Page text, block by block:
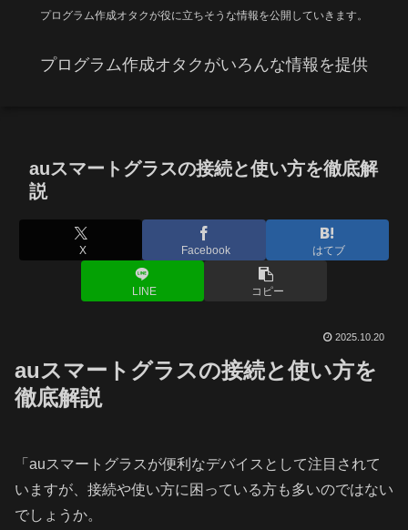
プログラム作成オタクが役に立ちそうな情報を公開していきます。
プログラム作成オタクがいろんな情報を提供
auスマートグラスの接続と使い方を徹底解
説
X Facebook はてブ
LINE コピー
2025.10.20
auスマートグラスの接続と使い方を
徹底解説
「auスマートグラスが便利なデバイスとして注目されて
いますが、接続や使い方に困っている方も多いのではない
でしょうか。